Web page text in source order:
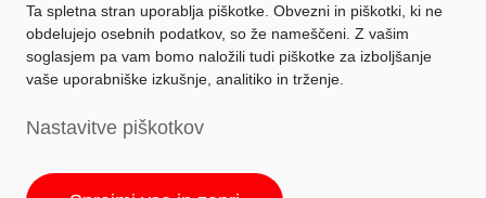
Ta spletna stran uporablja piškotke. Obvezni in piškotki, ki ne
obdelujejo osebnih podatkov, so že nameščeni. Z vašim
soglasjem pa vam bomo naložili tudi piškotke za izboljšanje
vaše uporabniške izkušnje, analitiko in trženje.
Nastavitve piškotkov